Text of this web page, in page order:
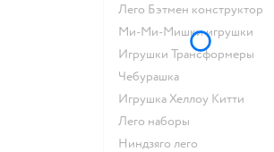
Лего Бэтмен конструктор
Ми-Ми-Мишки игрушки
Игрушки Трансформеры
Чебурашка
Игрушка Хеллоу Китти
Лего наборы
Ниндзяго лего